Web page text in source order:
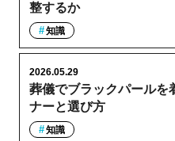
整するか
知識
葬儀でブラックパールを
ナーと選び方
2026.05.29
知識